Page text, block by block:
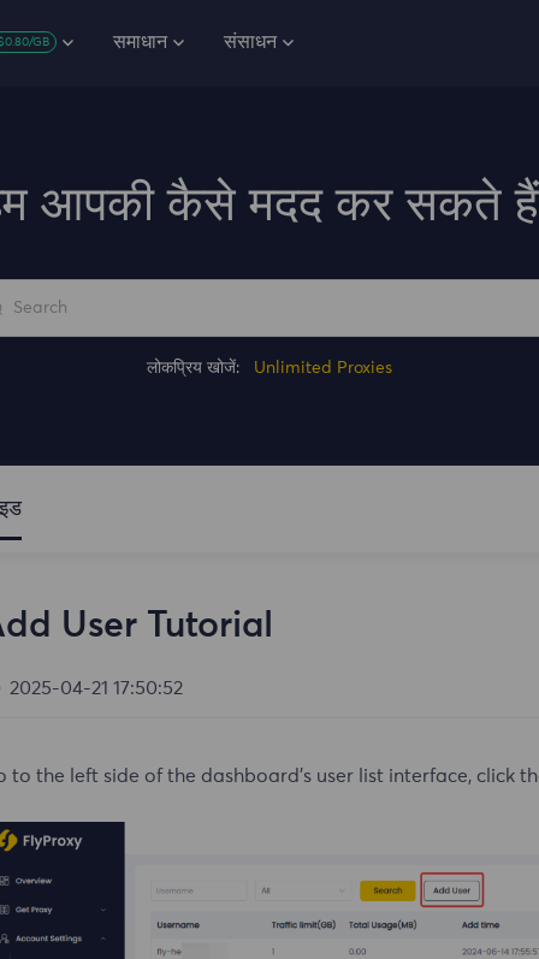
$0.80/GB समाधान संसाधन
आपकी कैसे मदद कर सकते
लोकप्रिय खोजें: Unlimited Proxies
User Tutorial
2025-04-21 17:50:52
to the left side of the dashboard's user list interface, click